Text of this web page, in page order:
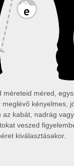
méreteid méred,
kényelmes,
az kabát, nadrág
veszed
kiválasztásakor.